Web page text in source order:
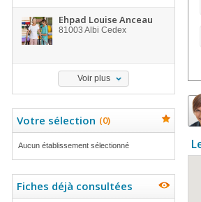
Ehpad Louise Anceau
81003 Albi Cedex
Voir plus
Votre sélection (0)
Aucun établissement sélectionné
Fiches déjà consultées